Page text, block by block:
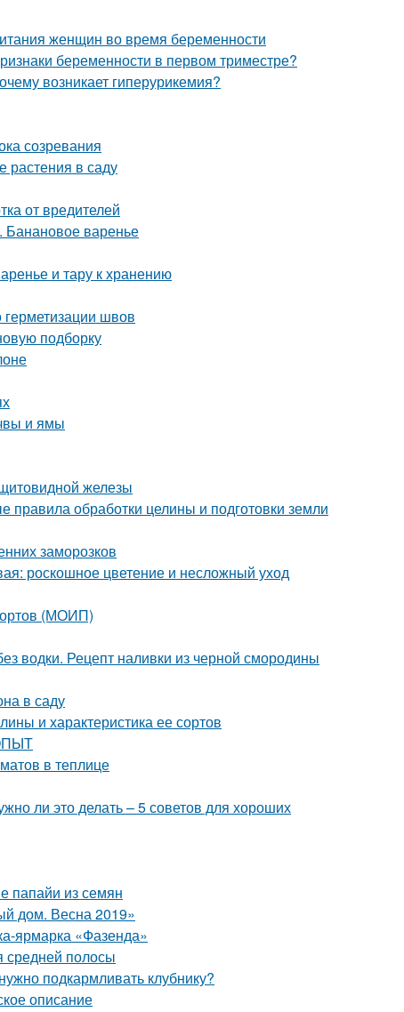
женщин во время беременности
беременности в первом триместре?
возникает гиперурикемия?
созревания
растения в саду
от вредителей
Банановое варенье
и тару к хранению
швов
подборку
и ямы
железы
обработки целины и подготовки земли
заморозков
роскошное цветение и несложный уход
(МОИП)
водки. Рецепт наливки из черной смородины
в саду
и характеристика ее сортов
в теплице
ли это делать – 5 советов для хороших
папайи из семян
дом. Весна 2019»
ярмарка «Фазенда»
средней полосы
подкармливать клубнику?
описание